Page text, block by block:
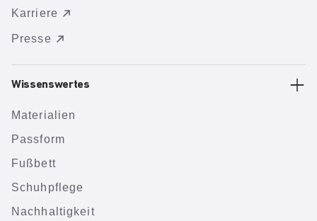
Karriere
Presse
Wissenswertes
Materialien
Passform
Fußbett
Schuhpflege
Nachhaltigkeit